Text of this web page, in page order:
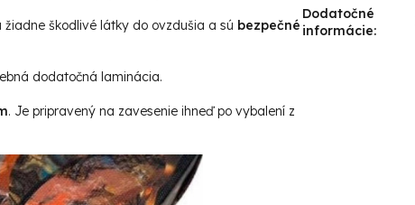
škodlivé látky do ovzdušia a sú bezpečné
dodatočná laminácia.
. Je pripravený na zavesenie ihneď po vybalení z
Dodatočné
informácie: